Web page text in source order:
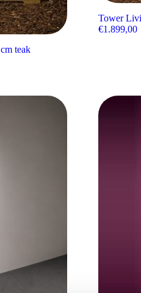
teak
Tower
€1.899,00